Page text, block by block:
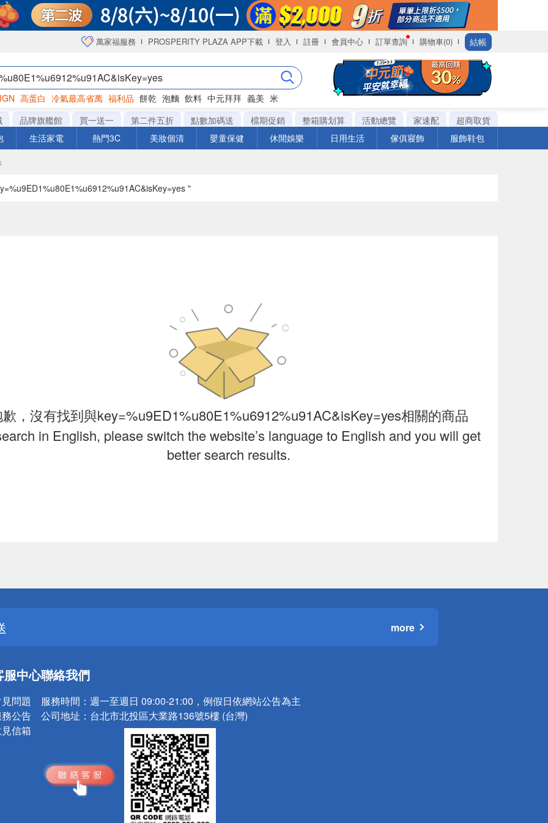
萬家福服務 PROSPERITY PLAZA APP下載 登入 註冊 會員中心 訂單查詢 購物車(0) 結帳
高蛋白 冷氣最高省萬 福利品 餅乾 泡麵 飲料 中元拜拜 義美 米
海苔
品牌旗艦館 買一送一 第二件五折 點數加碼送 檔期促銷 整箱購划算 活動總覽 家速配
超商取貨
生活家電 熱門3C 美妝個清 嬰童保健 休閒娛樂 日用生活 傢俱寢飾 服飾鞋包
"
，沒有找到與key=%u9ED1%u80E1%u6912%u91AC&isKey=yes相關的商品
in English, please switch the website’s language to English and you will get
better search results.
小心！
more
服中心
問題
公告
信箱
聯絡我們
服務時間： 週一至週日 09:00-21:00，例假日依網站公告為主
公司地址： 台北市北投區大業路136號5樓 (台灣)